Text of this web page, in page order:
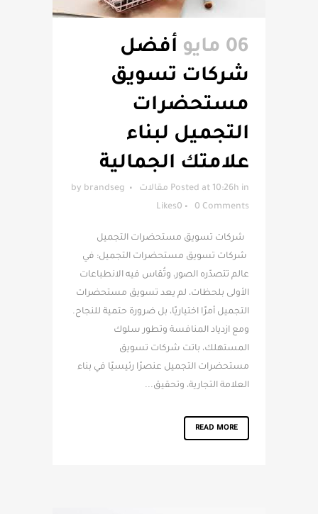
06 مايو
أفضل
شركات تسويق
مستحضرات
التجميل لبناء
علامتك الجمالية
Posted at 10:26h in مقالات by brandseg
0 Comments
0
Likes
شركات تسويق مستحضرات التجميل
شركات تسويق مستحضرات التجميل: في
عالم تتصدّره الصور، وتُقاس فيه الانطباعات
الأولى بلحظات، لم يعد تسويق مستحضرات
التجميل أمرًا اختياريًا، بل ضرورة حتمية للنجاح.
ومع ازدياد المنافسة وتطور سلوك
المستهلك، باتت شركات تسويق
مستحضرات التجميل عنصرًا رئيسيًا في بناء
العلامة التجارية، وتحقيق...
READ MORE